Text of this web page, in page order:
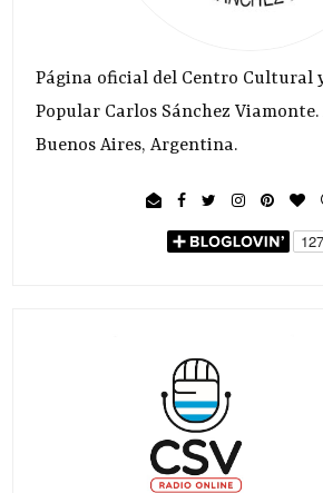
Página oficial del Centro Cultural
Popular Carlos Sánchez Viamonte.
Buenos Aires, Argentina.